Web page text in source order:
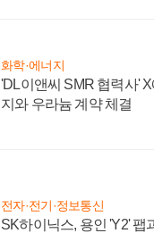
화학·에너지
'DL이앤씨 SMR 협력사'
지와 우라늄 계약 체결
전자·전기·정보통신
SK하이닉스, 용인 'Y2' 팹